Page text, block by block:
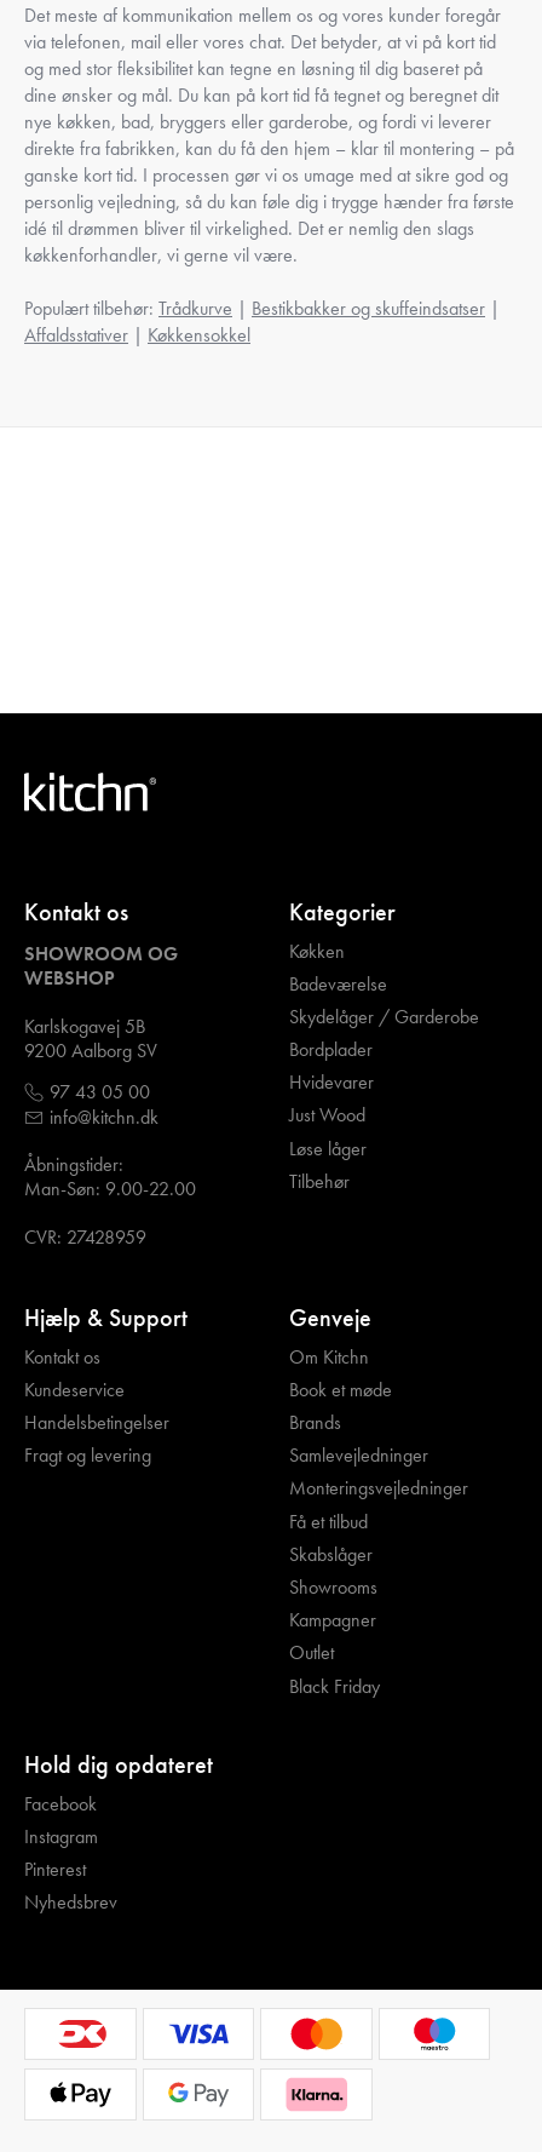
Det meste af kommunikation mellem os og vores kunder foregår
via telefonen, mail eller vores chat. Det betyder, at vi på kort tid
og med stor fleksibilitet kan tegne en løsning til dig baseret på
dine ønsker og mål. Du kan på kort tid få tegnet og beregnet dit
nye køkken, bad, bryggers eller garderobe, og fordi vi leverer
direkte fra fabrikken, kan du få den hjem – klar til montering – på
ganske kort tid. I processen gør vi os umage med at sikre god og
personlig vejledning, så du kan føle dig i trygge hænder fra første
idé til drømmen bliver til virkelighed. Det er nemlig den slags
køkkenforhandler, vi gerne vil være.
Populært tilbehør: Trådkurve | Bestikbakker og skuffeindsatser |
Affaldsstativer | Køkkensokkel
Kontakt os
SHOWROOM OG
WEBSHOP
Karlskogavej 5B
9200 Aalborg SV
97 43 05 00
info@kitchn.dk
Åbningstider:
Man-Søn: 9.00-22.00
CVR: 27428959
Kategorier
Køkken
Badeværelse
Skydelåger / Garderobe
Bordplader
Hvidevarer
Just Wood
Løse låger
Tilbehør
Hjælp & Support
Kontakt os
Kundeservice
Handelsbetingelser
Fragt og levering
Genveje
Om Kitchn
Book et møde
Brands
Samlevejledninger
Monteringsvejledninger
Få et tilbud
Skabslåger
Showrooms
Kampagner
Outlet
Black Friday
Hold dig opdateret
Facebook
Instagram
Pinterest
Nyhedsbrev